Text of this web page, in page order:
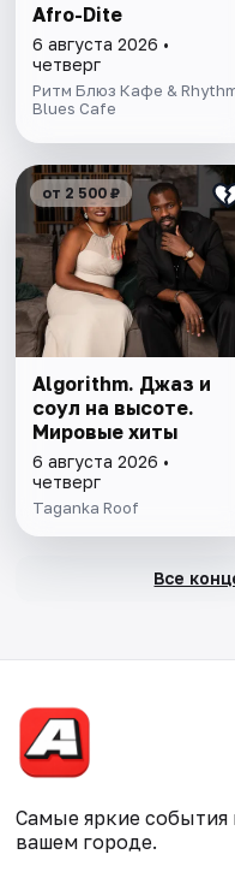
Afro-Dite
6 августа 2026 •
четверг
Ритм Блюз Кафе &
Blues Cafe
от 2 500 ₽
Algorithm. Джаз и
соул на высоте.
Мировые хиты
6 августа 2026 •
четверг
Taganka Roof
Все
Самые яркие события
вашем городе.